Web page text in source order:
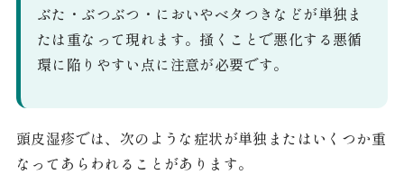
ぶた・ぶつぶつ・においやベタつきなどが単独ま
たは重なって現れます。掻くことで悪化する悪循
環に陥りやすい点に注意が必要です。
頭皮湿疹では、次のような症状が単独またはいくつか重
なってあらわれることがあります。